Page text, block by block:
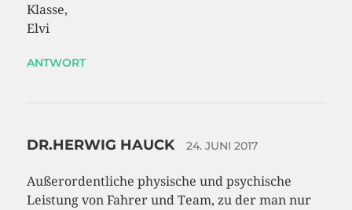
Klasse,
Elvi
ANTWORT
DR.HERWIG HAUCK 24. JUNI 2017
Außerordentliche physische und psychische
Leistung von Fahrer und Team, zu der man nur